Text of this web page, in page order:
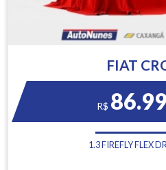
FIAT
R$
1.3 FIREFLY FLEX